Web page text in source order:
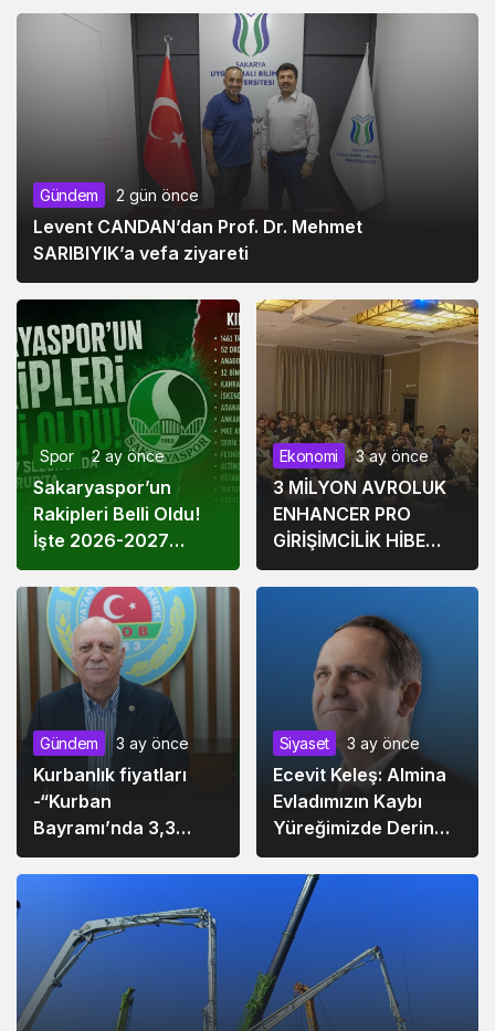
Gündem 2 gün önce
Levent CANDAN’dan Prof. Dr. Mehmet
SARIBIYIK’a vefa ziyareti
Spor 2 ay önce
Sakaryaspor’un
Rakipleri Belli Oldu!
İşte 2026-2027
Sezonunda Kırmızı
Grup
Ekonomi 3 ay önce
3 MİLYON AVROLUK
ENHANCER PRO
GİRİŞİMCİLİK HİBE
PROGRAMI AÇILDI:
GİRİŞİMCİLERE İŞ
KURMA DESTEĞİ
Gündem 3 ay önce
Kurbanlık fiyatları
-“Kurban
Bayramı’nda 3,3
milyon hayvanın
kesilmesi bekleniyor”
harcamalarının 192
milyar lirayı bulacağı
tahmin ediliyor”
Siyaset 3 ay önce
Ecevit Keleş: Almina
Evladımızın Kaybı
Yüreğimizde Derin
Bir Acı Bıraktı